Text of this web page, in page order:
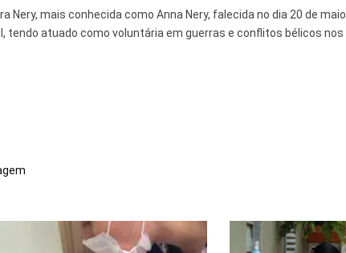
Nery, mais conhecida como Anna Nery, falecida no dia 20 de maio
tendo atuado como voluntária em guerras e conflitos bélicos nos